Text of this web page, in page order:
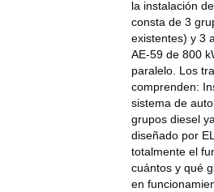
la instalación
consta de 3
existentes) y 3
AE-59 de 800
paralelo. Los
comprenden:
sistema de
grupos diesel
diseñado por
totalmente el
cuántos y qué
en